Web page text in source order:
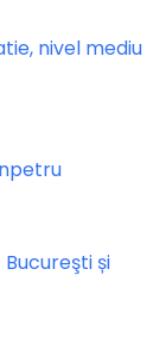
nivel mediu
și